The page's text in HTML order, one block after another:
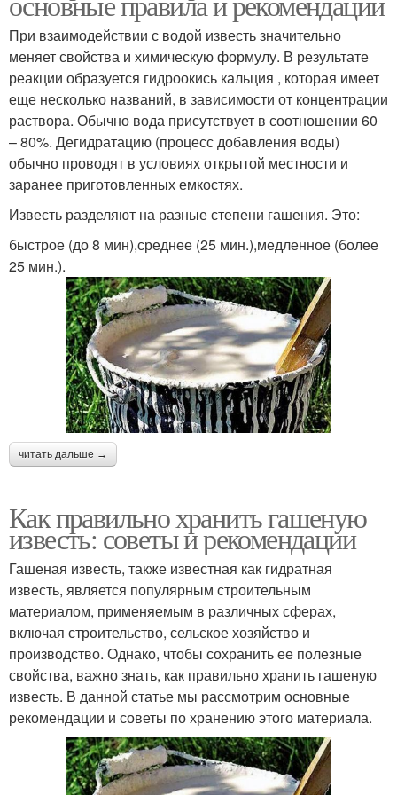
Гидратная известь
условиях
При взаимодействии с водой известь значительно
меняет свойства и химическую формулу. В результате
реакции образуется гидроокись кальция , которая имеет
еще несколько названий, в зависимости от концентрации
раствора. Обычно вода присутствует в соотношении 60
– 80%. Дегидратацию (процесс добавления воды)
обычно проводят в условиях открытой местности и
заранее приготовленных емкостях.
Известь разделяют на разные степени гашения. Это:
быстрое (до 8 мин),среднее (25 мин.),медленное (более
25 мин.).
читать дальше →
Как правильно хранить гашеную
известь: советы и рекомендации
Гашеная известь, также известная как гидратная
известь, является популярным строительным
материалом, применяемым в различных сферах,
включая строительство, сельское хозяйство и
производство. Однако, чтобы сохранить ее полезные
свойства, важно знать, как правильно хранить гашеную
известь. В данной статье мы рассмотрим основные
рекомендации и советы по хранению этого материала.